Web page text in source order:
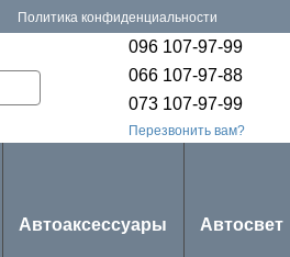
Политика конфиденциальности
096 107-97-99
066 107-97-88
073 107-97-99
Перезвонить вам?
Автоаксессуары Автосвет